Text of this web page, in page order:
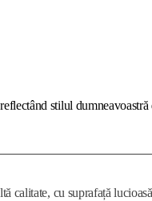
stilul dumneavoastră
calitate, cu suprafață